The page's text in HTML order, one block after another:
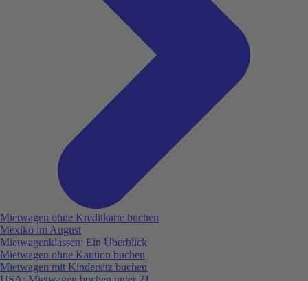
Mietwagen ohne Kreditkarte buchen
Mexiko im August
Mietwagenklassen: Ein Überblick
Mietwagen ohne Kaution buchen
Mietwagen mit Kindersitz buchen